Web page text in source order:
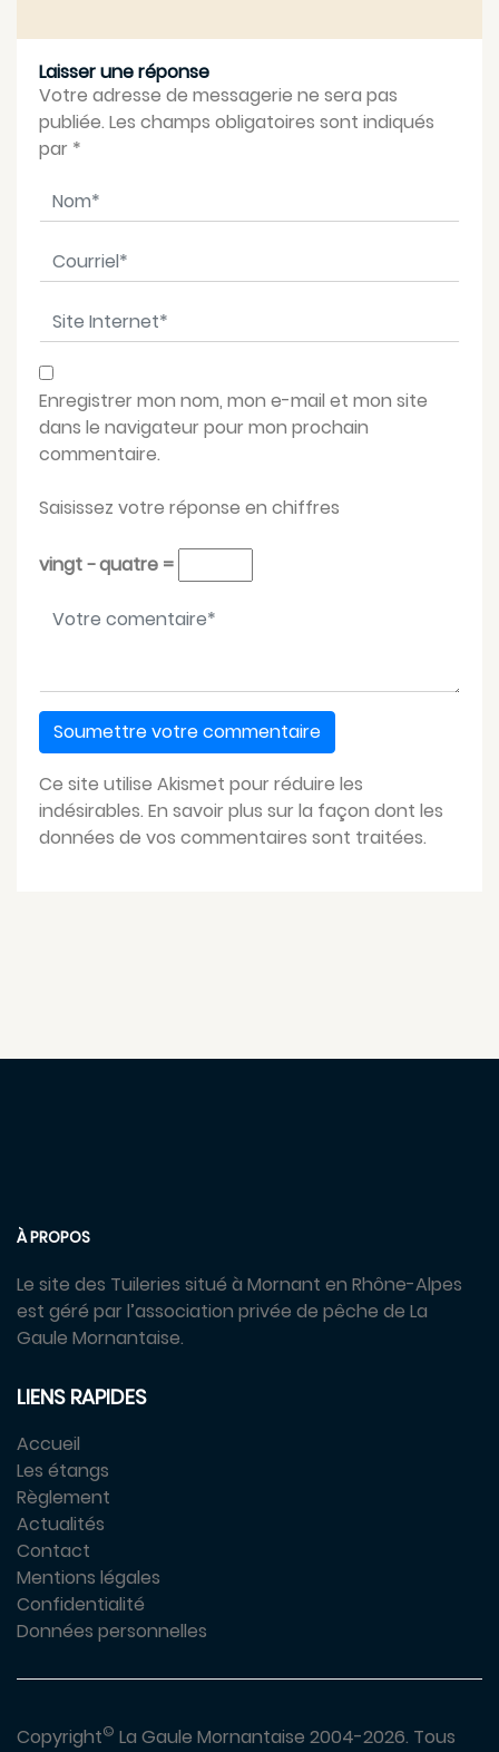
Laisser une réponse
Votre adresse de messagerie ne sera pas
publiée. Les champs obligatoires sont indiqués
par *
Nom*
Courriel*
Site Internet*
Enregistrer mon nom, mon e-mail et mon site
dans le navigateur pour mon prochain
commentaire.
Saisissez votre réponse en chiffres
vingt − quatre =
Votre message*
Ce site utilise Akismet pour réduire les
indésirables. En savoir plus sur la façon dont les
données de vos commentaires sont traitées.
À PROPOS
Le site des Tuileries situé à Mornant en Rhône-Alpes
est géré par l’association privée de pêche de La
Gaule Mornantaise.
LIENS RAPIDES
Accueil
Les étangs
Règlement
Actualités
Contact
Mentions légales
Confidentialité
Données personnelles
Copyright© La Gaule Mornantaise 2004-2026. Tous